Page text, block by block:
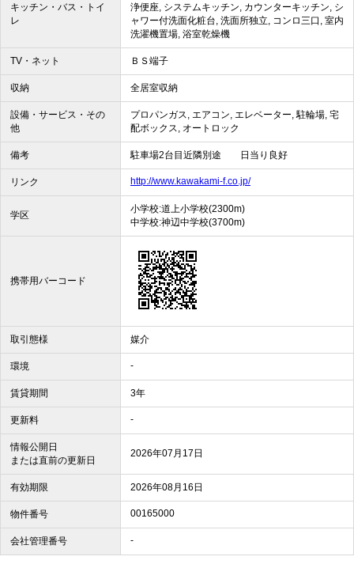
キッチン・バス・トイ
レ
浄便座, システムキッチン, カウンターキッチン, シ
ャワー付洗面化粧台, 洗面所独立, コンロ三口, 室内
洗濯機置場, 浴室乾燥機
TV・ネット ＢＳ端子
収納 全居室収納
設備・サービス・その
他
プロパンガス, エアコン, エレベーター, 駐輪場, 宅
配ボックス, オートロック
備考 駐車場2台目近隣別途 日当り良好
リンク http://www.kawakami-f.co.jp/
学区
小学校:道上小学校(2300m)
中学校:神辺中学校(3700m)
携帯用バーコード
取引態様 媒介
環境 -
賃貸期間 3年
更新料 -
情報公開日
または直前の更新日
2026年07月17日
有効期限 2026年08月16日
物件番号 00165000
会社管理番号 -